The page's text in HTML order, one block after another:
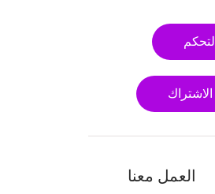
العمل معنا